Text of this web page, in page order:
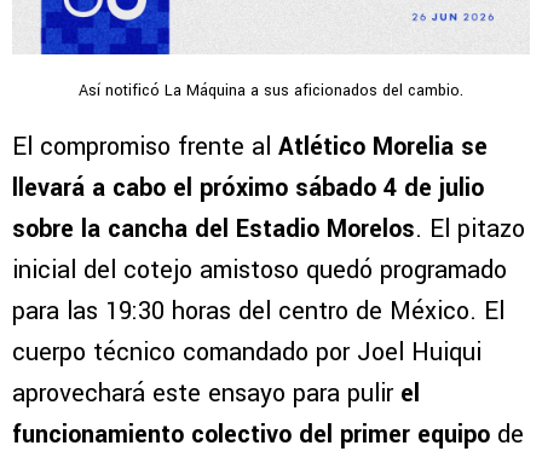
Así notificó La Máquina a sus aficionados del cambio.
El compromiso frente al Atlético Morelia se
llevará a cabo el próximo sábado 4 de julio
sobre la cancha del Estadio Morelos. El pitazo
inicial del cotejo amistoso quedó programado
para las 19:30 horas del centro de México. El
cuerpo técnico comandado por Joel Huiqui
aprovechará este ensayo para pulir el
funcionamiento colectivo del primer equipo de